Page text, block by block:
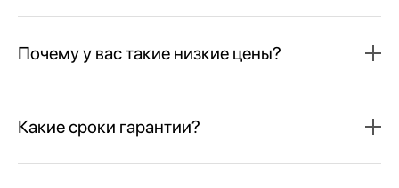
Почему у вас такие низкие цены?
Какие сроки гарантии?